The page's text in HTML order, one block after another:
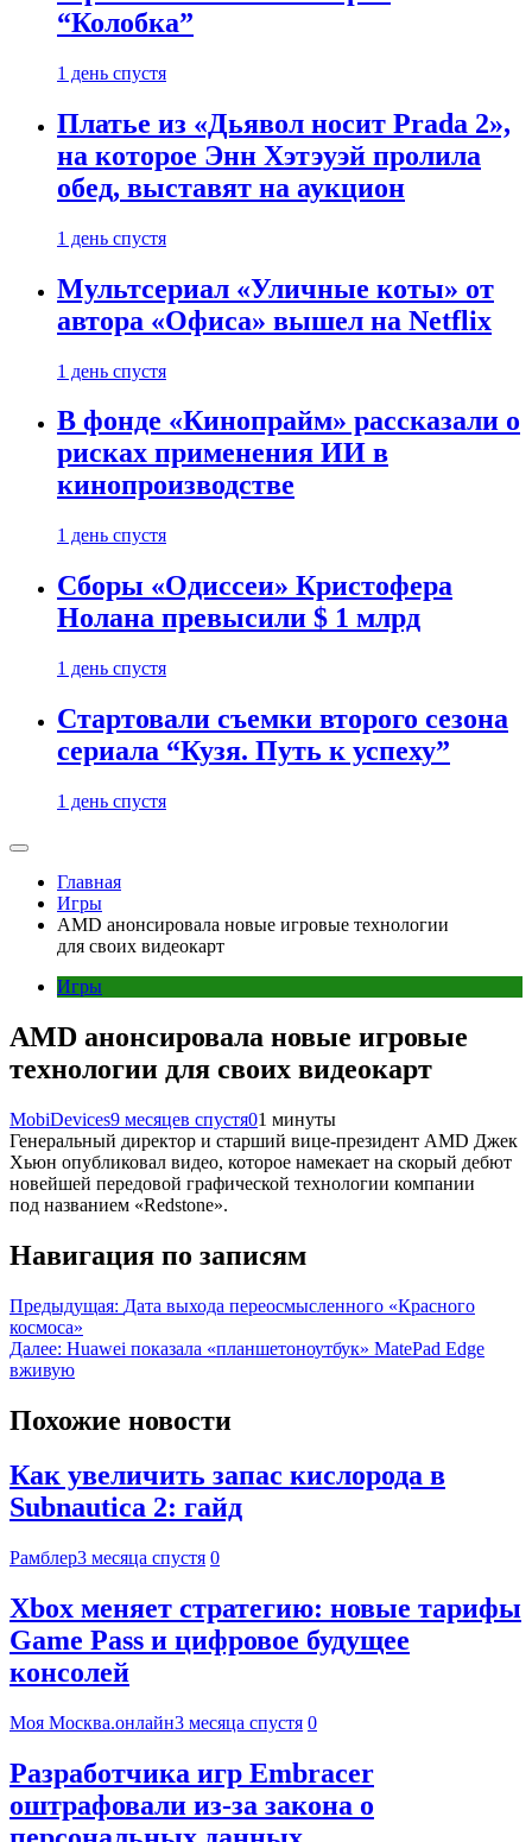
“Колобка”
1 день спустя
Платье из «Дьявол носит Prada 2»,
на которое Энн Хэтэуэй пролила
обед, выставят на аукцион
1 день спустя
Мультсериал «Уличные коты» от
автора «Офиса» вышел на Netflix
1 день спустя
В фонде «Кинопрайм» рассказали о
рисках применения ИИ в
кинопроизводстве
1 день спустя
Сборы «Одиссеи» Кристофера
Нолана превысили $ 1 млрд
1 день спустя
Стартовали съемки второго сезона
сериала “Кузя. Путь к успеху”
1 день спустя
Главная
Игры
AMD анонсировала новые игровые технологии
для своих видеокарт
Игры
AMD анонсировала новые игровые
технологии для своих видеокарт
MobiDevices9 месяцев спустя01 минуты
Генеральный директор и старший вице-президент AMD Джек
Хьюн опубликовал видео, которое намекает на скорый дебют
новейшей передовой графической технологии компании
под названием «Redstone».
Навигация по записям
Предыдущая: Дата выхода переосмысленного «Красного
космоса»
Далее: Huawei показала «планшетоноутбук» MatePad Edge
вживую
Похожие новости
Как увеличить запас кислорода в
Subnautica 2: гайд
Рамблер3 месяца спустя 0
Xbox меняет стратегию: новые тарифы
Game Pass и цифровое будущее
консолей
Моя Москва.онлайн3 месяца спустя 0
Разработчика игр Embracer
оштрафовали из-за закона о